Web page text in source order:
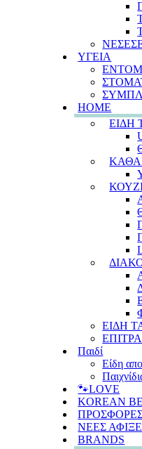
ΥΓΕΙΑ
HOME
ΕΙΔΗ
ΕΙΔΗ
Παιδί
Είδη
🐾LOVE
KOREAN
ΝΕΕΣ
BRANDS